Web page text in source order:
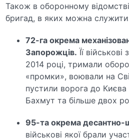
Також в оборонному
бригад, в яких можна
72-га окрема
Запорожців. Її
2014 році, тримали
«промки», воювали на
пустили ворога до
Бахмут та більше двох
95-та окрема десантно-
військові якої брали